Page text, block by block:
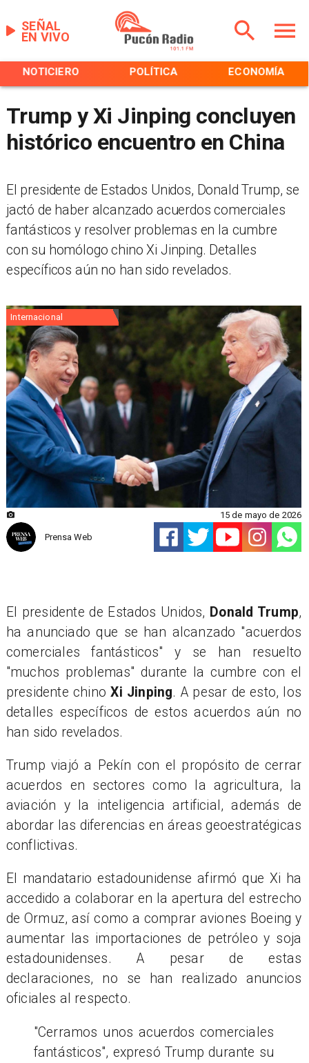
EN VIVO
SEÑAL
NOTICIERO POLÍTICA ECONOMÍA
Trump y Xi Jinping concluyen
histórico encuentro en China
El presidente de Estados Unidos, Donald Trump, se
jactó de haber alcanzado acuerdos comerciales
fantásticos y resolver problemas en la cumbre
con su homólogo chino Xi Jinping. Detalles
específicos aún no han sido revelados.
Internacional
Prensa Web
15 de mayo de 2026
El presidente de Estados Unidos, Donald Trump,
ha anunciado que se han alcanzado "acuerdos
comerciales fantásticos" y se han resuelto
"muchos problemas" durante la cumbre con el
presidente chinoXi Jinping. A pesar de esto, los
detalles específicos de estos acuerdos aún no
han sido revelados.
Trump viajó a Pekín con el propósito de cerrar
acuerdos en sectores como la agricultura, la
aviación y la inteligencia artificial, además de
abordar las diferencias en áreas geoestratégicas
conflictivas.
El mandatario estadounidense afirmó que Xi ha
accedido a colaborar en la apertura del estrecho
de Ormuz, así como a comprar aviones Boeing y
aumentar las importaciones de petróleo y soja
estadounidenses. A pesar de estas
declaraciones, no se han realizado anuncios
oficiales al respecto.
"Cerramos unos acuerdos comerciales
fantásticos", expresó Trump durante su